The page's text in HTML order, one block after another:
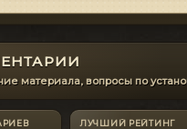
материала, вопросы по
ЛУЧШИЙ РЕЙТИНГ